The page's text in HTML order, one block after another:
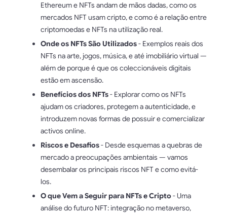
Ethereum e NFTs andam de mãos dadas, como os
mercados NFT usam cripto, e como é a relação entre
criptomoedas e NFTs na utilização real.
Onde os NFTs São Utilizados- Exemplos reais dos
NFTs na arte, jogos, música, e até imobiliário virtual —
além de porque é que os coleccionáveis digitais
estão em ascensão.
Benefícios dos NFTs- Explorar como os NFTs
ajudam os criadores, protegem a autenticidade, e
introduzem novas formas de possuir e comercializar
activos online.
Riscos e Desafios- Desde esquemas a quebras de
mercado a preocupações ambientais — vamos
desembalar os principais riscos NFT e como evitá-
los.
O que Vem a Seguir para NFTs e Cripto- Uma
análise do futuro NFT: integração no metaverso,